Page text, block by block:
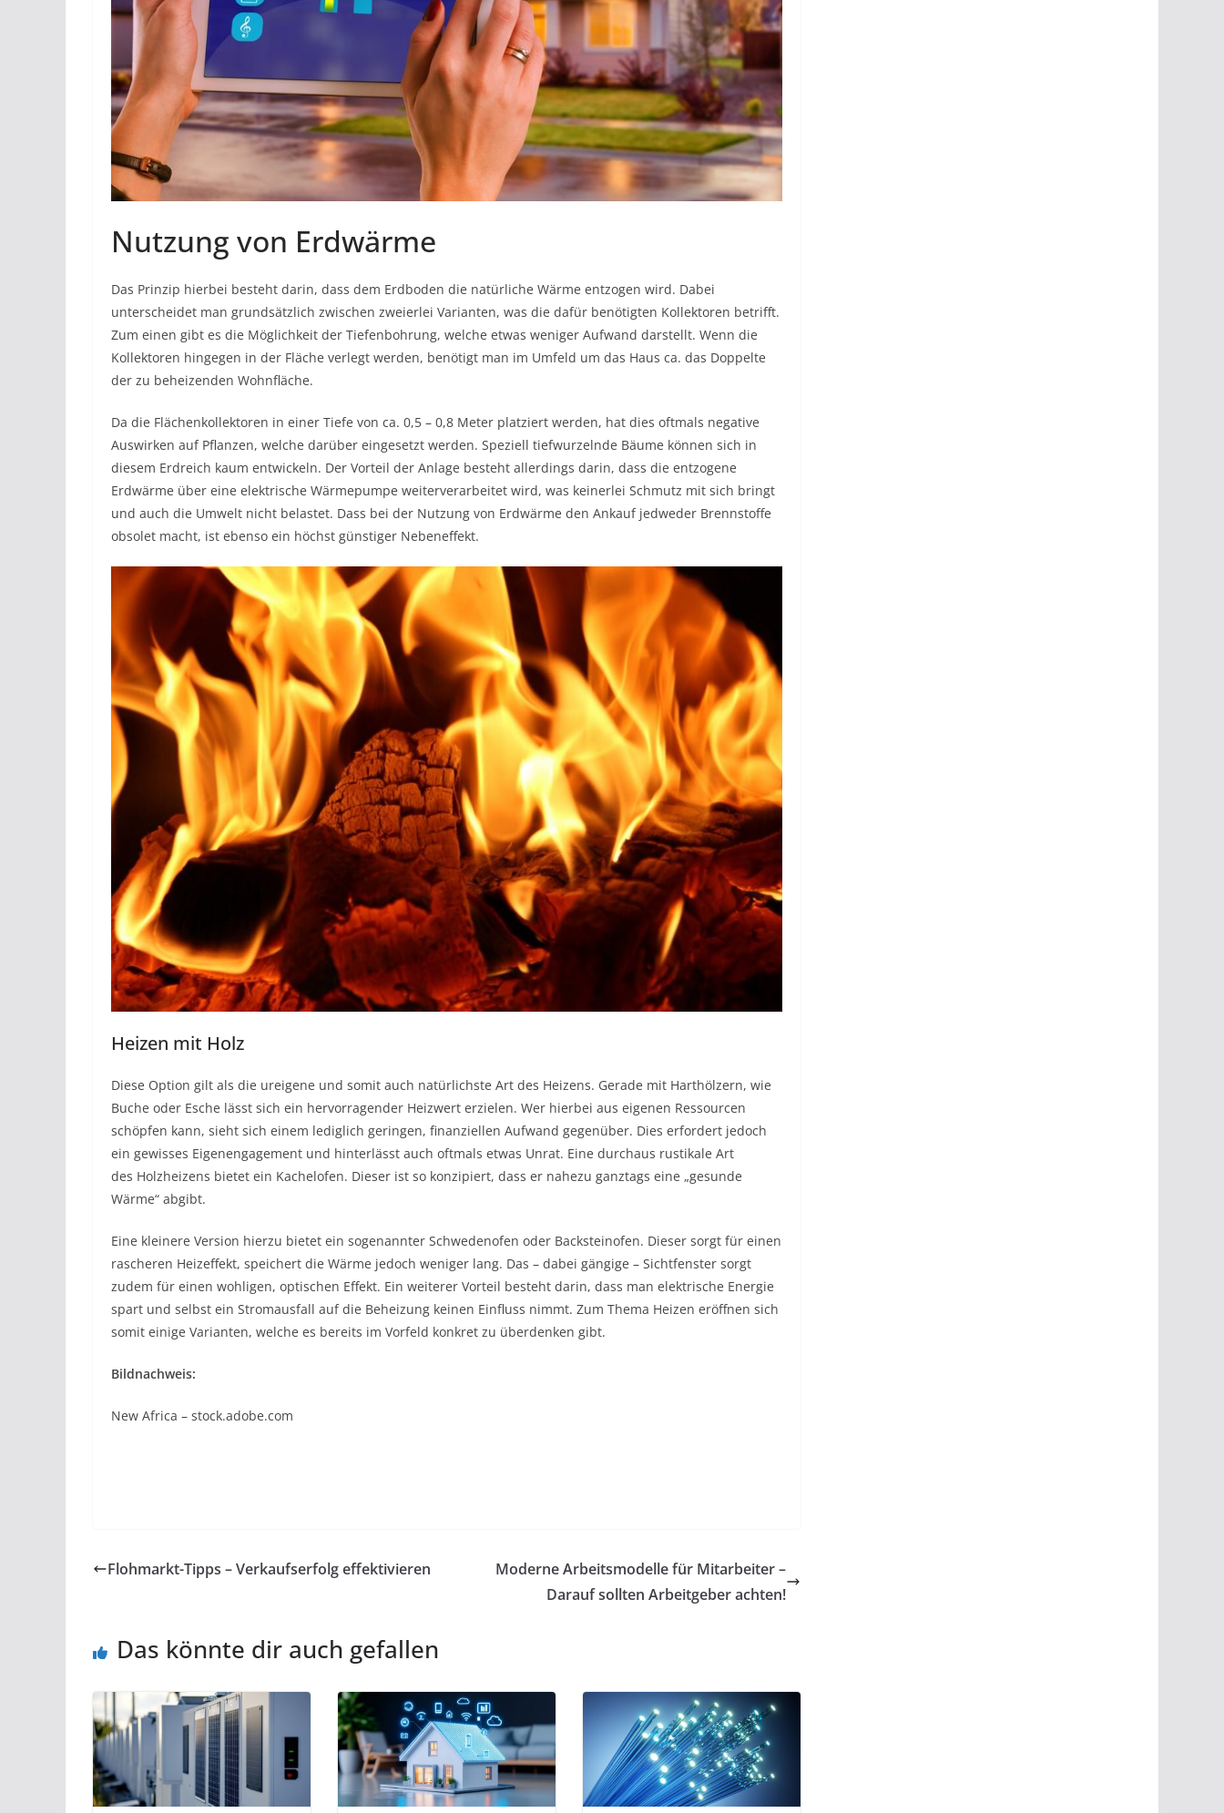
Nutzung von Erdwärme
Das Prinzip hierbei besteht darin, dass dem Erdboden die natürliche Wärme entzogen wird. Dabei
unterscheidet man grundsätzlich zwischen zweierlei Varianten, was die dafür benötigten Kollektoren betrifft.
Zum einen gibt es die Möglichkeit der Tiefenbohrung, welche etwas weniger Aufwand darstellt. Wenn die
Kollektoren hingegen in der Fläche verlegt werden, benötigt man im Umfeld um das Haus ca. das Doppelte
der zu beheizenden Wohnfläche.
Da die Flächenkollektoren in einer Tiefe von ca. 0,5 – 0,8 Meter platziert werden, hat dies oftmals negative
Auswirken auf Pflanzen, welche darüber eingesetzt werden. Speziell tiefwurzelnde Bäume können sich in
diesem Erdreich kaum entwickeln. Der Vorteil der Anlage besteht allerdings darin, dass die entzogene
Erdwärme über eine elektrische Wärmepumpe weiterverarbeitet wird, was keinerlei Schmutz mit sich bringt
und auch die Umwelt nicht belastet. Dass bei der Nutzung von Erdwärme den Ankauf jedweder Brennstoffe
obsolet macht, ist ebenso ein höchst günstiger Nebeneffekt.
Heizen mit Holz
Diese Option gilt als die ureigene und somit auch natürlichste Art des Heizens. Gerade mit Harthölzern, wie
Buche oder Esche lässt sich ein hervorragender Heizwert erzielen. Wer hierbei aus eigenen Ressourcen
schöpfen kann, sieht sich einem lediglich geringen, finanziellen Aufwand gegenüber. Dies erfordert jedoch
ein gewisses Eigenengagement und hinterlässt auch oftmals etwas Unrat. Eine durchaus rustikale Art
des Holzheizens bietet ein Kachelofen. Dieser ist so konzipiert, dass er nahezu ganztags eine „gesunde
Wärme“ abgibt.
Eine kleinere Version hierzu bietet ein sogenannter Schwedenofen oder Backsteinofen. Dieser sorgt für einen
rascheren Heizeffekt, speichert die Wärme jedoch weniger lang. Das – dabei gängige – Sichtfenster sorgt
zudem für einen wohligen, optischen Effekt. Ein weiterer Vorteil besteht darin, dass man elektrische Energie
spart und selbst ein Stromausfall auf die Beheizung keinen Einfluss nimmt. Zum Thema Heizen eröffnen sich
somit einige Varianten, welche es bereits im Vorfeld konkret zu überdenken gibt.
Bildnachweis:
New Africa – stock.adobe.com
Flohmarkt-Tipps – Verkaufserfolg effektivieren
Moderne Arbeitsmodelle für Mitarbeiter –
Darauf sollten Arbeitgeber achten!
Das könnte dir auch gefallen